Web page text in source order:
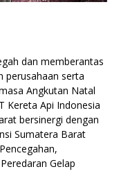
dan memberantas
perusahaan serta
Angkutan Natal
Kereta Api Indonesia
bersinergi dengan
Sumatera Barat
Gelap